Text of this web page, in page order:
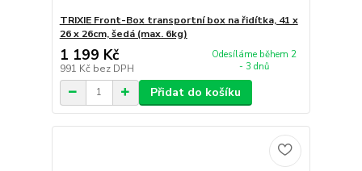
TRIXIE Front-Box transportní box na řidítka, 41 x
26 x 26cm, šedá (max. 6kg)
1 199 Kč
991 Kč bez DPH
Odesíláme během 2
- 3 dnů
Přidat do košíku